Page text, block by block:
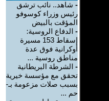
- شاهد.. نائب ترشق
رئيس وزراء كوسوفو
المؤقت بالبيض
- الدفاع الروسية:
إسقاط 153 مسيرة
أوكرانية فوق عدة
مناطق روسية ...
- الشرطة البريطانية
تحقق مع مؤسسة خيرية
بسبب صلات مزعومة بـ-
حم ...